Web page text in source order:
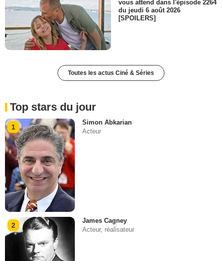
vous attend dans l'épisode 2264
du jeudi 6 août 2026
[SPOILERS]
Toutes les actus Ciné & Séries
Top stars du jour
1
Simon Abkarian
Acteur
2
James Cagney
Acteur, réalisateur